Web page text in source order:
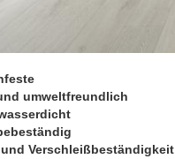
umweltfreundlich
Verschleißbeständigkeit